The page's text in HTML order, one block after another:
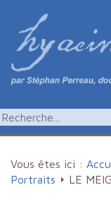
Vous êtes ici :
Portraits
LE